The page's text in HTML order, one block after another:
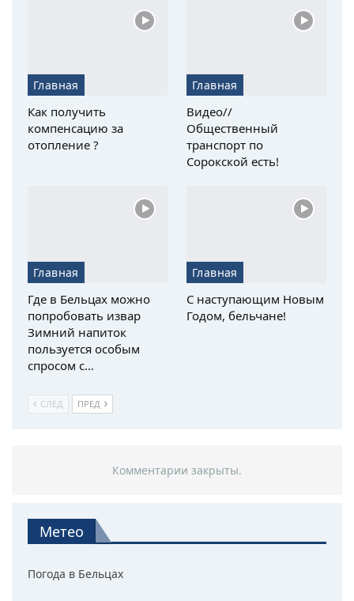
Главная
Как получить
компенсацию за
отопление ?
Главная
Видео//
Общественный
транспорт по
Сорокской есть!
Главная
Где в Бельцах можно
попробовать извар
Зимний напиток
пользуется особым
спросом с…
Главная
С наступающим Новым
Годом, бельчане!
СЛЕД ПРЕД
Комментарии закрыты.
Метео
Погода в Бельцах